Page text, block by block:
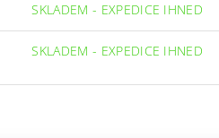
SKLADEM - EXPEDICE IHNED
SKLADEM - EXPEDICE IHNED